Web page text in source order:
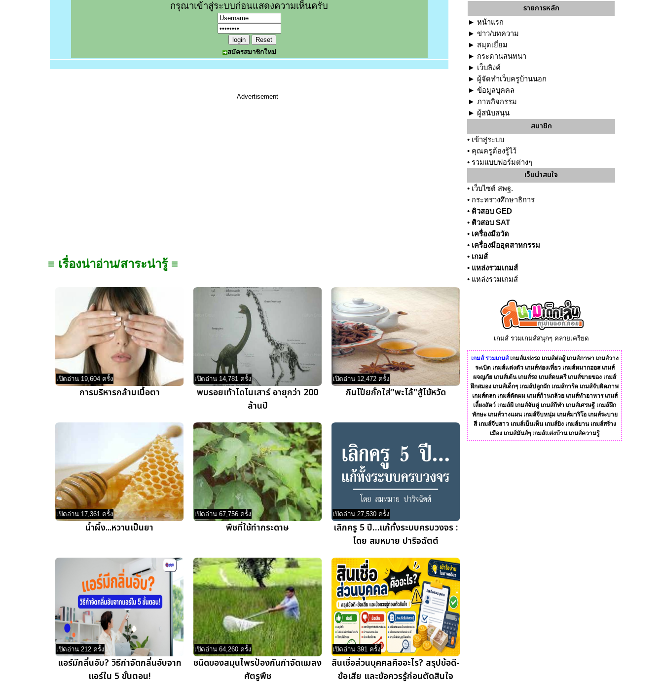
กรุณาเข้าสู่ระบบก่อนแสดงความเห็นครับ
สมัครสมาชิกใหม่
Advertisement
≡ เรื่องน่าอ่าน/สาระน่ารู้ ≡
เปิดอ่าน 19,604 ครั้ง
การบริหารกล้ามเนื้อตา
เปิดอ่าน 14,781 ครั้ง
พบรอยเท้าไดโนเสาร์ อายุกว่า 200
ล้านปี
เปิดอ่าน 12,472 ครั้ง
กินโป๊ยกั้กใส่"พะโล้"สู้ไข้หวัด
เปิดอ่าน 17,361 ครั้ง
น้ำผึ้ง...หวานเป็นยา
เปิดอ่าน 67,756 ครั้ง
พืชที่ใช้ทำกระดาษ
เปิดอ่าน 27,530 ครั้ง
เลิกครู 5 ปี…แก้ทั้งระบบครบวงจร :
โดย สมหมาย ปาริจฉัตต์
เปิดอ่าน 212 ครั้ง
แอร์มีกลิ่นอับ? วิธีกำจัดกลิ่นอับจาก
แอร์ใน 5 ขั้นตอน!
เปิดอ่าน 64,260 ครั้ง
ชนิดของสมุนไพรป้องกันกำจัดแมลง
ศัตรูพืช
เปิดอ่าน 391 ครั้ง
สินเชื่อส่วนบุคคลคืออะไร? สรุปข้อดี-
ข้อเสีย และข้อควรรู้ก่อนตัดสินใจ
รายการหลัก
► หน้าแรก
► ข่าว/บทความ
► สมุดเยี่ยม
► กระดานสนทนา
► เว็บลิงค์
► ผู้จัดทำเว็บครูบ้านนอก
► ข้อมูลบุคคล
► ภาพกิจกรรม
► ผู้สนับสนุน
สมาชิก
• เข้าสู่ระบบ
• คุณครูต้องรู้ไว้
• รวมแบบฟอร์มต่างๆ
เว็บน่าสนใจ
• เว็บไซต์ สพฐ.
• กระทรวงศึกษาธิการ
• ติวสอบ GED
• ติวสอบ SAT
• เครื่องมือวัด
• เครื่องมืออุตสาหกรรม
• เกมส์
• แหล่งรวมเกมส์
• แหล่งรวมเกมส์
เกมส์ รวมเกมส์สนุกๆ คลายเครียด
เกมส์ รวมเกมส์ เกมส์แข่งรถ เกมส์ต่อสู้ เกมส์ภาษา เกมส์วาง
ระเบิด เกมส์แต่งตัว เกมส์ท่องเที่ยว เกมส์หมากฮอส เกมส์
ผจญภัย เกมส์เต้น เกมส์รถ เกมส์ดนตรี เกมส์ขายของ เกมส์
ฝึกสมอง เกมส์เด็กๆ เกมส์ปลูกผัก เกมส์การ์ด เกมส์จับผิดภาพ
เกมส์ตลก เกมส์ตัดผม เกมส์ก้านกล้วย เกมส์ทําอาหาร เกมส์
เลี้ยงสัตว์ เกมส์ผี เกมส์จับคู่ เกมส์กีฬา เกมส์เศรษฐี เกมส์ฝึก
ทักษะ เกมส์วางแผน เกมส์จีบหนุ่ม เกมส์มาริโอ เกมส์ระบาย
สี เกมส์จีบสาว เกมส์เบ็นเท็น เกมส์ยิง เกมส์ยาน เกมส์สร้าง
เมือง เกมส์มันส์ๆ เกมส์แต่งบ้าน เกมส์ความรู้